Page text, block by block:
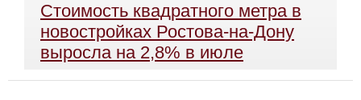
Стоимость квадратного метра в
новостройках Ростова-на-Дону
выросла на 2,8% в июле